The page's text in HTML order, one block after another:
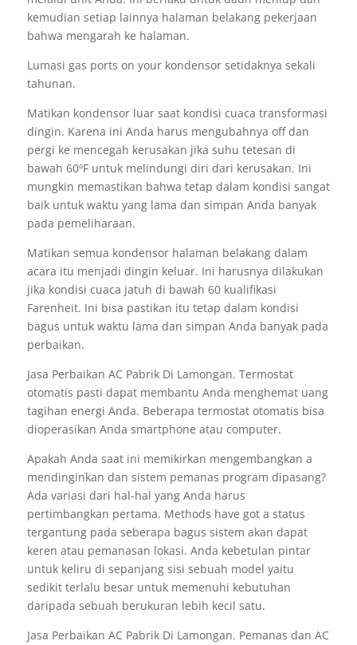
kemudian setiap lainnya halaman belakang pekerjaan
bahwa mengarah ke halaman.
Lumasi gas ports on your kondensor setidaknya sekali
tahunan.
Matikan kondensor luar saat kondisi cuaca transformasi
dingin. Karena ini Anda harus mengubahnya off dan
pergi ke mencegah kerusakan jika suhu tetesan di
bawah 60ºF untuk melindungi diri dari kerusakan. Ini
mungkin memastikan bahwa tetap dalam kondisi sangat
baik untuk waktu yang lama dan simpan Anda banyak
pada pemeliharaan.
Matikan semua kondensor halaman belakang dalam
acara itu menjadi dingin keluar. Ini harusnya dilakukan
jika kondisi cuaca jatuh di bawah 60 kualifikasi
Farenheit. Ini bisa pastikan itu tetap dalam kondisi
bagus untuk waktu lama dan simpan Anda banyak pada
perbaikan.
Jasa Perbaikan AC Pabrik Di Lamongan. Termostat
otomatis pasti dapat membantu Anda menghemat uang
tagihan energi Anda. Beberapa termostat otomatis bisa
dioperasikan Anda smartphone atau computer.
Apakah Anda saat ini memikirkan mengembangkan a
mendinginkan dan sistem pemanas program dipasang?
Ada variasi dari hal-hal yang Anda harus
pertimbangkan pertama. Methods have got a status
tergantung pada seberapa bagus sistem akan dapat
keren atau pemanasan lokasi. Anda kebetulan pintar
untuk keliru di sepanjang sisi sebuah model yaitu
sedikit terlalu besar untuk memenuhi kebutuhan
daripada sebuah berukuran lebih kecil satu.
Jasa Perbaikan AC Pabrik Di Lamongan. Pemanas dan AC